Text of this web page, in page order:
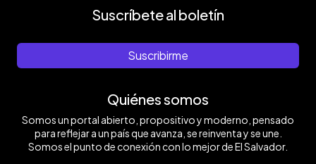
Suscríbete al boletín
Suscribirme
Quiénes somos
Somos un portal abierto, propositivo y moderno, pensado
para reflejar a un país que avanza, se reinventa y se une.
Somos el punto de conexión con lo mejor de El Salvador.